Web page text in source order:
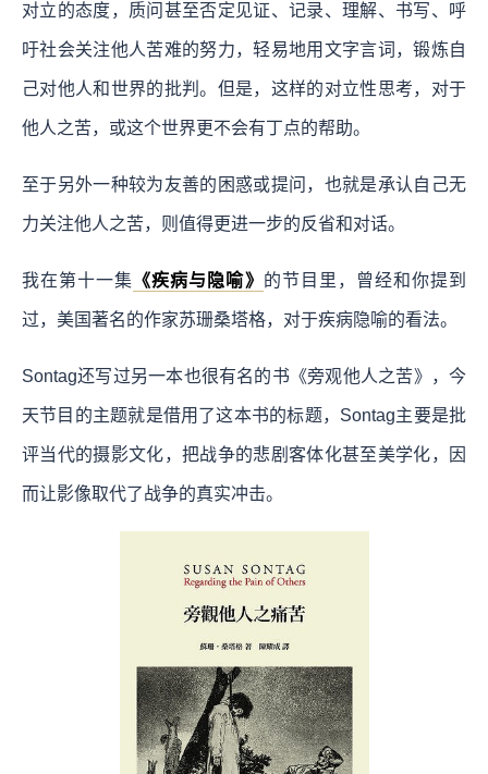
对立的态度，质问甚至否定见证、记录、理解、书写、呼
吁社会关注他人苦难的努力，轻易地用文字言词，锻炼自
己对他人和世界的批判。但是，这样的对立性思考，对于
他人之苦，或这个世界更不会有丁点的帮助。
至于另外一种较为友善的困惑或提问，也就是承认自己无
力关注他人之苦，则值得更进一步的反省和对话。
我在第十一集 《疾病与隐喻》 的节目里，曾经和你提到
过，美国著名的作家苏珊桑塔格，对于疾病隐喻的看法。
Sontag还写过另一本也很有名的书《旁观他人之苦》，今
天节目的主题就是借用了这本书的标题，Sontag主要是批
评当代的摄影文化，把战争的悲剧客体化甚至美学化，因
而让影像取代了战争的真实冲击。